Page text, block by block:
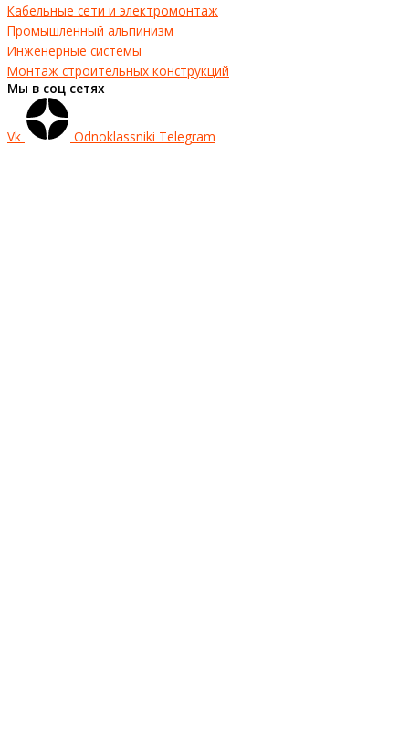
Кабельные сети и электромонтаж
Промышленный альпинизм
Инженерные системы
Монтаж строительных конструкций
Мы в соц сетях
Vk Odnoklassniki Telegram